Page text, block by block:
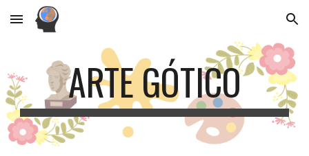
Skip to main content Skip to navigation
ARTE GÓTICO